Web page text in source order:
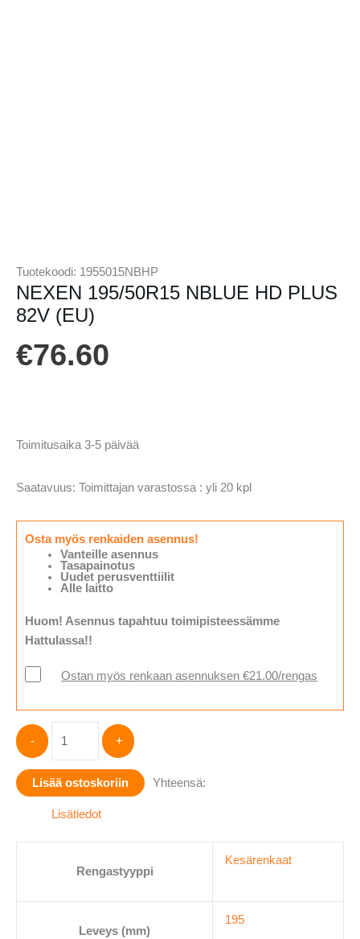
Tuotekoodi: 1955015NBHP
NEXEN 195/50R15 NBLUE HD PLUS
82V (EU)
€76.60
Toimitusaika 3-5 päivää
Saatavuus: Toimittajan varastossa : yli 20 kpl
Osta myös renkaiden asennus!
Vanteille asennus
Tasapainotus
Uudet perusventtiilit
Alle laitto
Huom! Asennus tapahtuu toimipisteessämme
Hattulassa!!
Ostan myös renkaan asennuksen €21.00/rengas
-
195/50R15
NBLUE
HD
PLUS
(EU)
määrä
+
Lisää ostoskoriin Yhteensä:
Lisätiedot
Rengastyyppi
Kesärenkaat
Leveys (mm)
195